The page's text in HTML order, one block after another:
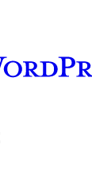
Tumblr-konto